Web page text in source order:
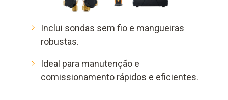
Inclui sondas sem fio e mangueiras
robustas.
Ideal para manutenção e
comissionamento rápidos e eficientes.